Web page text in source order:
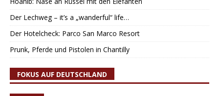
Der Lechweg – it’s a „wanderful“ life…
Der Hotelcheck: Parco San Marco Resort
Prunk, Pferde und Pistolen in Chantilly
FOKUS AUF DEUTSCHLAND